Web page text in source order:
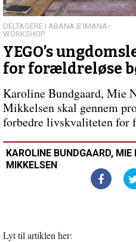
Kirkesamfund
eller
ej?
DELTAGERE I ABANA B'IMANA-
WORKSHOP
YEGO’s
for forældreløse
Karoline Bundgaard, Mie
Mikkelsen skal gennem
forbedre livskvaliteten for
KAROLINE BUNDGAARD,
MIKKELSEN
Lyt til artiklen her: